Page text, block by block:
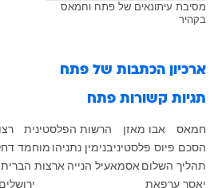
מסיבת עיתונאים של פתח וחמאס
בקהיר
ארכיון הכתבות של פתח
תגיות קשורות פתח
חמאס אבו מאזן הרשות הפלסטינית
הסכם פיוס פלסטיניבנימין נתניהו מוחמד
תהליך השלום אסמאעיל הנייה ארצות הברית
יאסר ערפאת
ירושלים